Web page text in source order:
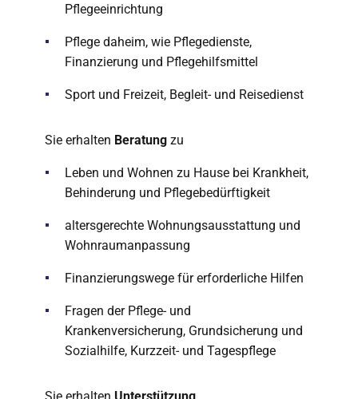
Pflegeeinrichtung
Pflege daheim, wie Pflegedienste,
Finanzierung und Pflegehilfsmittel
Sport und Freizeit, Begleit- und Reisedienst
Sie erhalten Beratung zu
Leben und Wohnen zu Hause bei Krankheit,
Behinderung und Pflegebedürftigkeit
altersgerechte Wohnungsausstattung und
Wohnraumanpassung
Finanzierungswege für erforderliche Hilfen
Fragen der Pflege- und
Krankenversicherung, Grundsicherung und
Sozialhilfe, Kurzzeit- und Tagespflege